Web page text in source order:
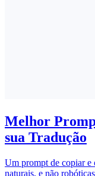
Melhor
sua Tradução
Um prompt de copiar e
naturais, e não